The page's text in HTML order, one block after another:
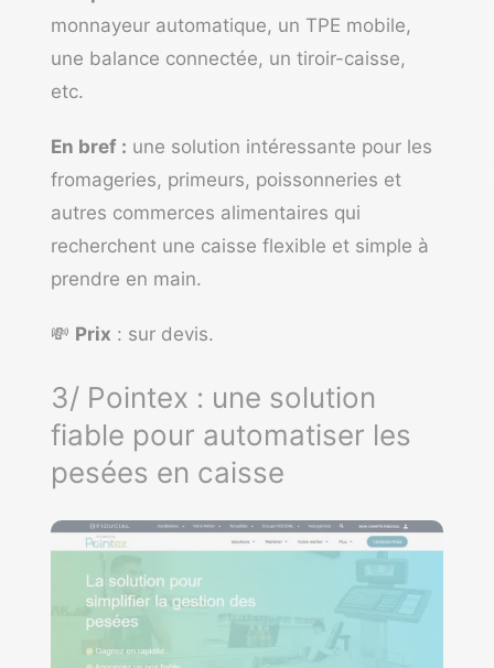
monnayeur automatique, un TPE mobile,
une balance connectée, un tiroir-caisse,
etc.
En bref : une solution intéressante pour les
fromageries, primeurs, poissonneries et
autres commerces alimentaires qui
recherchent une caisse flexible et simple à
prendre en main.
💸 Prix : sur devis.
3/ Pointex : une solution
fiable pour automatiser les
pesées en caisse